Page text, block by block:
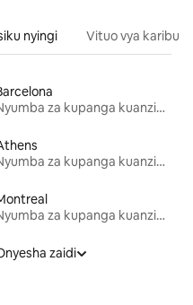
nyingi Vituo vya karibu
Nyumba za kupanga kuanzia mwezi mmoja
Nyumba za kupanga kuanzia mwezi mmoja
Nyumba za kupanga kuanzia mwezi mmoja
zaidi